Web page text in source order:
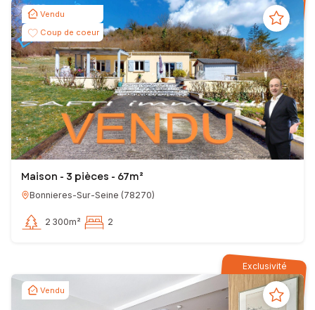
Vendu
Coup de coeur
Maison - 3 pièces - 67m²
Bonnieres-Sur-Seine (78270)
2 300m² 2
Exclusivité
Vendu